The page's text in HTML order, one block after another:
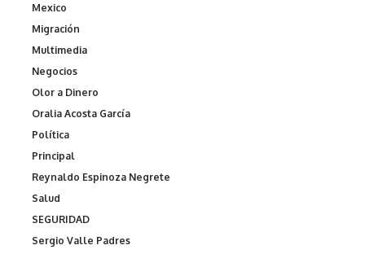
Mexico
Migración
Multimedia
Negocios
Olor a Dinero
Oralia Acosta García
Política
Principal
Reynaldo Espinoza Negrete
Salud
SEGURIDAD
Sergio Valle Padres